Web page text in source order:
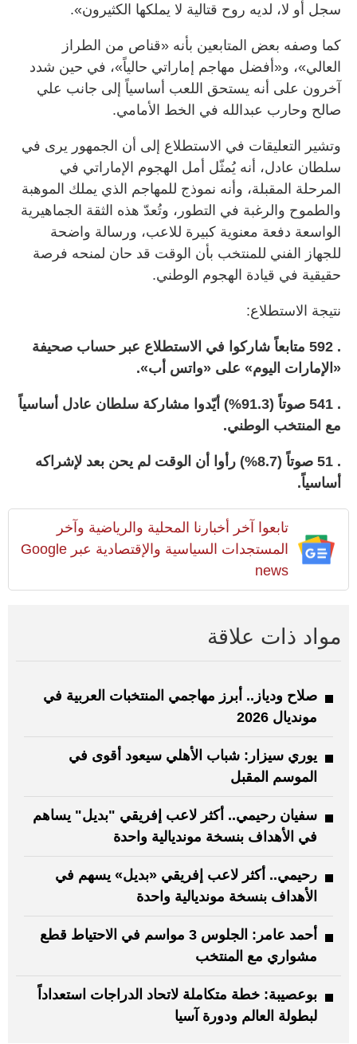
سجل أو لا، لديه روح قتالية لا يملكها الكثيرون».
كما وصفه بعض المتابعين بأنه «قناص من الطراز
العالي»، و«أفضل مهاجم إماراتي حالياً»، في حين شدد
آخرون على أنه يستحق اللعب أساسياً إلى جانب علي
صالح وحارب عبدالله في الخط الأمامي.
وتشير التعليقات في الاستطلاع إلى أن الجمهور يرى في
سلطان عادل، أنه يُمثّل أمل الهجوم الإماراتي في
المرحلة المقبلة، وأنه نموذج للمهاجم الذي يملك الموهبة
والطموح والرغبة في التطور، وتُعدّ هذه الثقة الجماهيرية
الواسعة دفعة معنوية كبيرة للاعب، ورسالة واضحة
للجهاز الفني للمنتخب بأن الوقت قد حان لمنحه فرصة
حقيقية في قيادة الهجوم الوطني.
نتيجة الاستطلاع:
. 592 متابعاً شاركوا في الاستطلاع عبر حساب صحيفة
«الإمارات اليوم» على «واتس أب».
. 541 صوتاً (91.3%) أيّدوا مشاركة سلطان عادل أساسياً
مع المنتخب الوطني.
. 51 صوتاً (8.7%) رأوا أن الوقت لم يحن بعد لإشراكه
أساسياً.
تابعوا آخر أخبارنا المحلية والرياضية وآخر
المستجدات السياسية والإقتصادية عبر Google
news
مواد ذات علاقة
صلاح ودياز.. أبرز مهاجمي المنتخبات العربية في
مونديال 2026
يوري سيزار: شباب الأهلي سيعود أقوى في
الموسم المقبل
سفيان رحيمي.. أكثر لاعب إفريقي "بديل" يساهم
في الأهداف بنسخة مونديالية واحدة
رحيمي.. أكثر لاعب إفريقي «بديل» يسهم في
الأهداف بنسخة مونديالية واحدة
أحمد عامر: الجلوس 3 مواسم في الاحتياط قطع
مشواري مع المنتخب
بوعصيبة: خطة متكاملة لاتحاد الدراجات استعداداً
لبطولة العالم ودورة آسيا